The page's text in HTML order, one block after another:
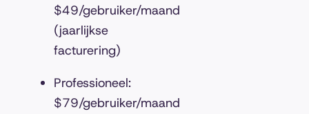
$49/gebruiker/maand
(jaarlijkse
facturering)
Professioneel:
$79/gebruiker/maand